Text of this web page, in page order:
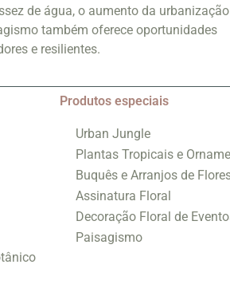
de água, o aumento da
também oferece oportunidades
e resilientes.
Produtos especiais
Urban Jungle
Plantas Tropicais e
Buquês e Arranjos de
Assinatura Floral
Decoração Floral de
Paisagismo